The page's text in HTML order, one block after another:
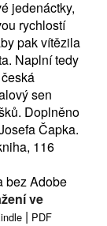
jedenáctky,
rychlostí
pak vítězila
Naplní tedy
sen
Doplněno
Čapka.
116
bez Adobe
ve
| PDF